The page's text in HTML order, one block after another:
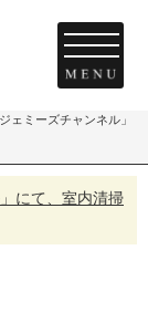
ェミーズチャンネル」